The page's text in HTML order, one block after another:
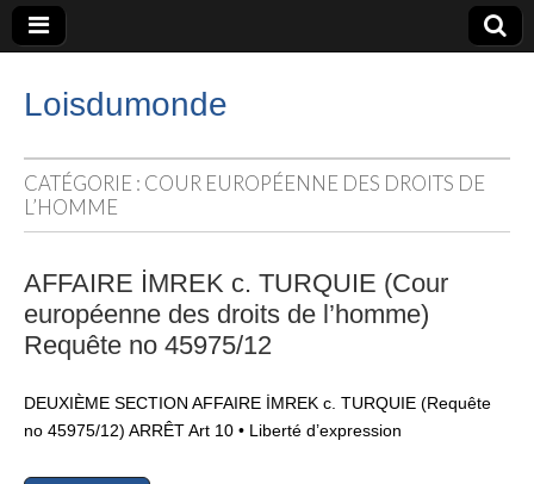
Loisdumonde
CATÉGORIE : COUR EUROPÉENNE DES DROITS DE
L’HOMME
AFFAIRE İMREK c. TURQUIE (Cour
européenne des droits de l’homme)
Requête no 45975/12
DEUXIÈME SECTION AFFAIRE İMREK c. TURQUIE (Requête
no 45975/12) ARRÊT Art 10 • Liberté d’expression